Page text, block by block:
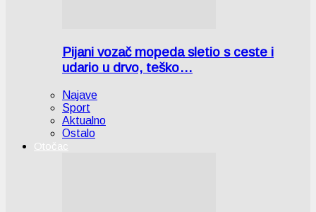
Pijani vozač mopeda sletio s ceste i
udario u drvo, teško…
Najave
Sport
Aktualno
Ostalo
Otočac